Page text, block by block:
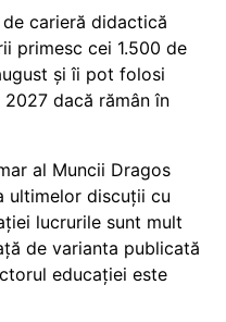
de carieră didactică
primesc cei 1.500 de
și îi pot folosi
dacă rămân în
al Muncii Dragos
ultimelor discuții cu
lucrurile sunt mult
de varianta publicată
educației este